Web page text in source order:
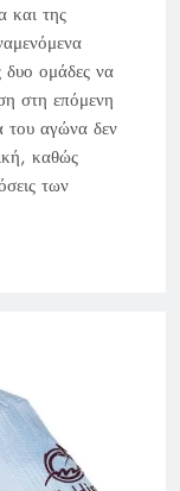
και της
δυο ομάδες να
στη επόμενη
αγώνα δεν
καθώς
των